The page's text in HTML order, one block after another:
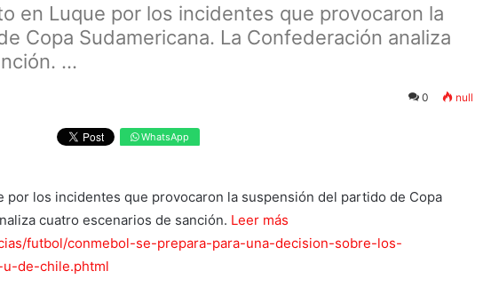
en Luque por los incidentes que provocaron la
Copa Sudamericana. La Confederación analiza
...
0 null
WhatsApp
por los incidentes que provocaron la suspensión del partido de Copa
cuatro escenarios de sanción. Leer más
futbol/conmebol-se-prepara-para-una-decision-sobre-los-
de-chile.phtml